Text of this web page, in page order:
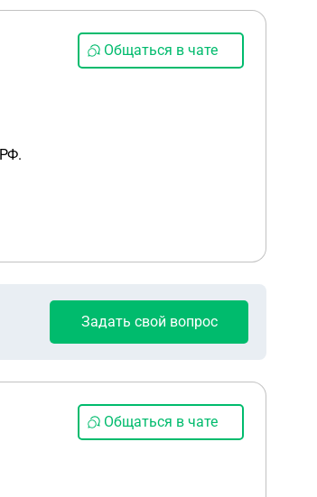
Общаться в чате
Задать свой вопрос
Общаться в чате